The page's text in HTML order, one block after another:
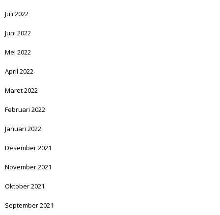
Juli 2022
Juni 2022
Mei 2022
April 2022
Maret 2022
Februari 2022
Januari 2022
Desember 2021
November 2021
Oktober 2021
September 2021